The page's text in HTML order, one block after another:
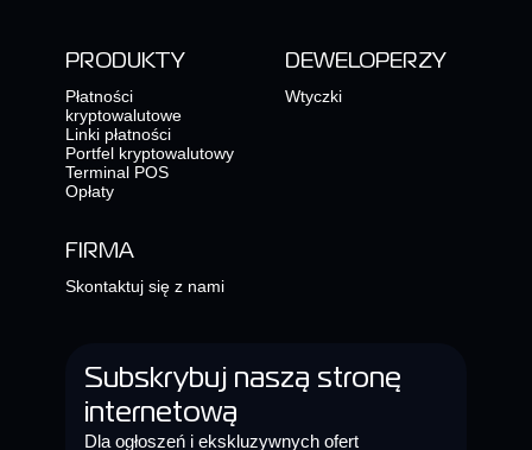
PRODUKTY
Płatności
kryptowalutowe
Linki płatności
Portfel kryptowalutowy
Terminal POS
Opłaty
DEWELOPERZY
Wtyczki
FIRMA
Skontaktuj się z nami
Subskrybuj naszą stronę
internetową
Dla ogłoszeń i ekskluzywnych ofert